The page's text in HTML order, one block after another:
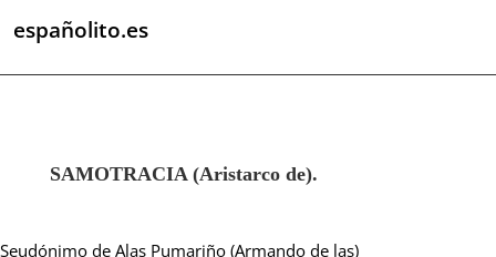
españolito.es
SAMOTRACIA (Aristarco de).
Seudónimo de Alas Pumariño (Armando de las)